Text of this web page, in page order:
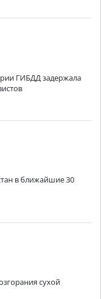
ГИБДД задержала
в ближайшие 30
сухой